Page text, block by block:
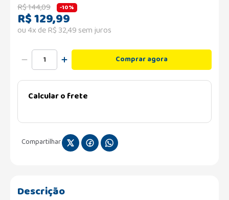
R$144,09 -10%
R$129,99
ou 4x deR$ 32,49 sem juros
Comprar agora
Calcular o frete
Compartilhar
Descrição